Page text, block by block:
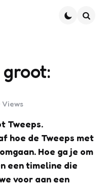
Views
Tweeps.
hoe de Tweeps met
Hoe ga je om
een timeline die
voor aan een